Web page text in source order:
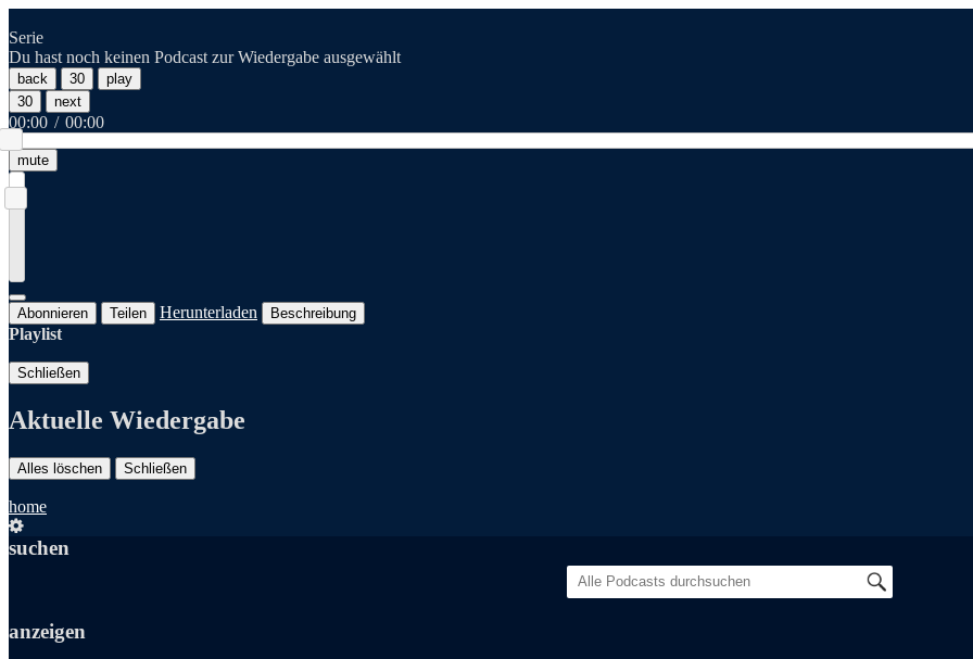
Serie
Du hast noch keinen Podcast zur Wiedergabe ausgewählt
back 30
play
30
next
00:00 / 00:00
mute
Abonnieren Teilen Herunterladen Beschreibung
Playlist
Schließen
Aktuelle Wiedergabe
Alles löschen Schließen
home
suchen
anzeigen